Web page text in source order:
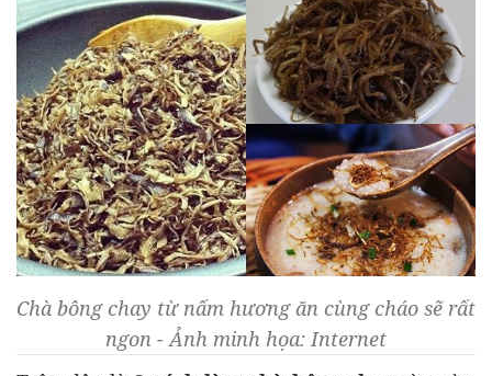
Chà bông chay từ nấm hương ăn cùng cháo sẽ rất
ngon - Ảnh minh họa: Internet